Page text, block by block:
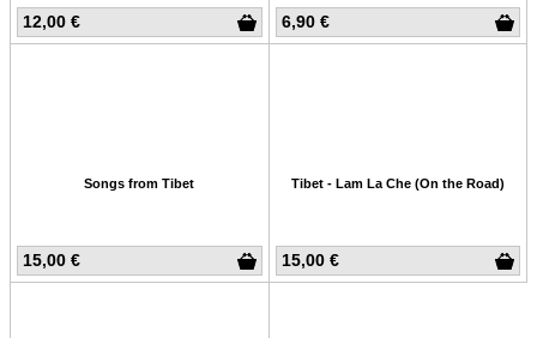
12,00 € 6,90 €
15,00 €
Songs from Tibet
15,00 €
Tibet - Lam La Che (On the Road)